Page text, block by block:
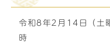
令和8年2月14日（土
時